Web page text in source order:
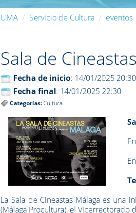
UMA Servicio de Cultura eventos
Sala de
Fecha de inicio: 14/01/2025 20:30
Fecha final: 14/01/2025 22:30
Categorías:Cultura
La Sala de Cineastas Málaga es una
(Málaga Procultura), el Vicerrectorado